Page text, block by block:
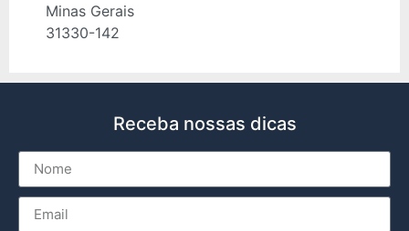
Minas Gerais
31330-142
Receba nossas dicas